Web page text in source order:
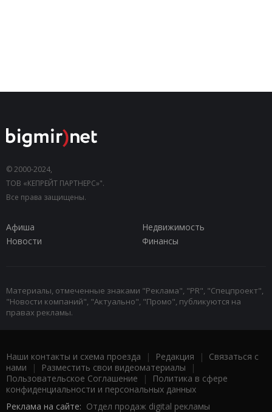
© 2000-2024,
ТОВ «КЕПРЕЙТ ПАРТНЕРС»".
Все права защищены.
Афиша
Недвижимость
Новости
Финансы
Материалы, отмеченные знаками "Реклама", "PR", "Спецпроект",
"Новости компаний", "Актуально", "Промо", публикуются на
правах рекламы.
Наши контакты и схема проезда | Редакция | Связаться с
нами | Разместить свои видеоматериалы |
Пользовательское Соглашение |
Политика в сфере
конфиденциальности и персональных данных
Реклама на сайте: Отдел продаж digital рекламы